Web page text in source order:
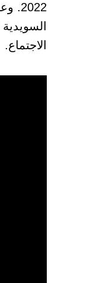
الاجتماع.